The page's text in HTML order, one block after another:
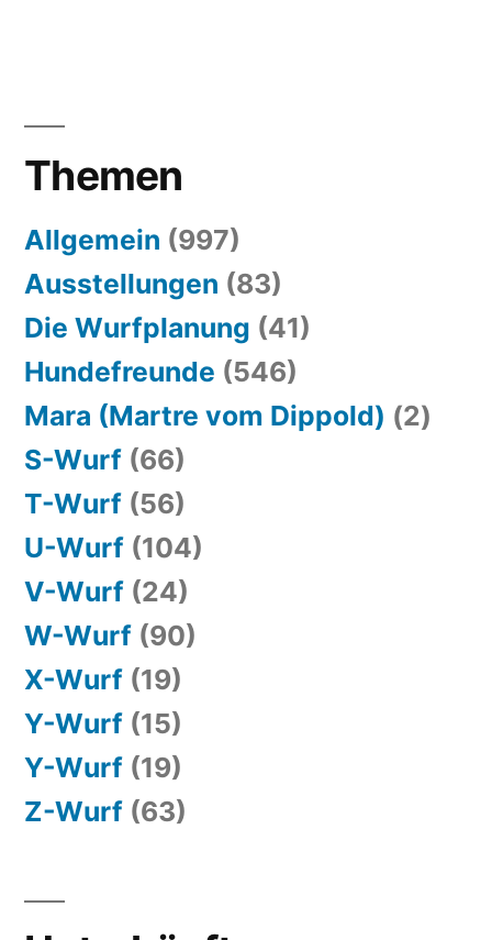
Themen
Allgemein (997)
Ausstellungen (83)
Die Wurfplanung (41)
Hundefreunde (546)
Mara (Martre vom Dippold) (2)
S-Wurf (66)
T-Wurf (56)
U-Wurf (104)
V-Wurf (24)
W-Wurf (90)
X-Wurf (19)
Y-Wurf (15)
Y-Wurf (19)
Z-Wurf (63)